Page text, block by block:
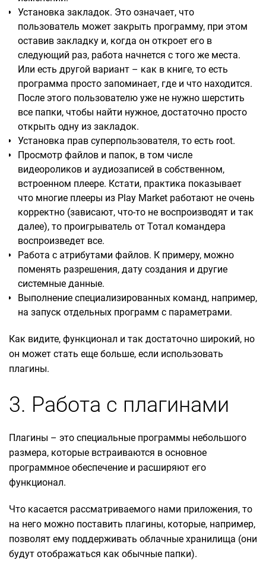
Установка закладок. Это означает, что
пользователь может закрыть программу, при этом
оставив закладку и, когда он откроет его в
следующий раз, работа начнется с того же места.
Или есть другой вариант – как в книге, то есть
программа просто запоминает, где и что находится.
После этого пользователю уже не нужно шерстить
все папки, чтобы найти нужное, достаточно просто
открыть одну из закладок.
Установка прав суперпользователя, то есть root.
Просмотр файлов и папок, в том числе
видеороликов и аудиозаписей в собственном,
встроенном плеере. Кстати, практика показывает
что многие плееры из Play Market работают не очень
корректно (зависают, что-то не воспроизводят и так
далее), то проигрыватель от Тотал командера
воспроизведет все.
Работа с атрибутами файлов. К примеру, можно
поменять разрешения, дату создания и другие
системные данные.
Выполнение специализированных команд, например,
на запуск отдельных программ с параметрами.
Как видите, функционал и так достаточно широкий, но
он может стать еще больше, если использовать
плагины.
3. Работа с плагинами
Плагины – это специальные программы небольшого
размера, которые встраиваются в основное
программное обеспечение и расширяют его
функционал.
Что касается рассматриваемого нами приложения, то
на него можно поставить плагины, которые, например,
позволят ему поддерживать облачные хранилища (они
будут отображаться как обычные папки).